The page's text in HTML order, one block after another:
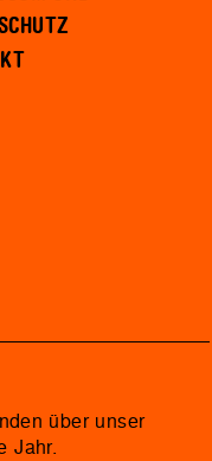
über unser
Jahr.